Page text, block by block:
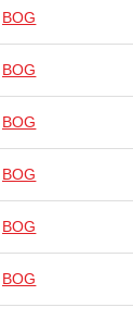
BOG
BOG
BOG
BOG
BOG
BOG